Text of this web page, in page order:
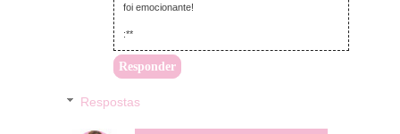
foi emocionante!
:**
Responder
Respostas